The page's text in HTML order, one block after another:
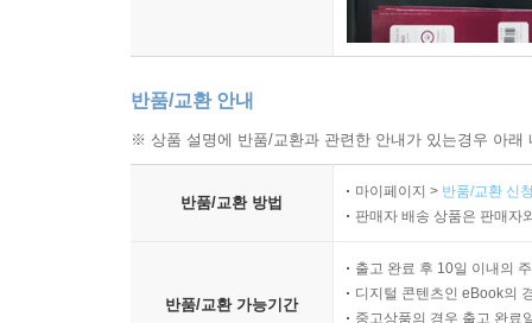
반품/교환 안내
※ 상품 설명에 반품/교환과 관련한 안내가 있는경우 아
반품/교환 방법
마이페이지 > 반품/교환 신
판매자 배송 상품은 판매자
반품/교환 가능기간
출고 완료 후 10일 이내의
디지털 콘텐츠인 eBook의
중고상품의 경우 출고 완료